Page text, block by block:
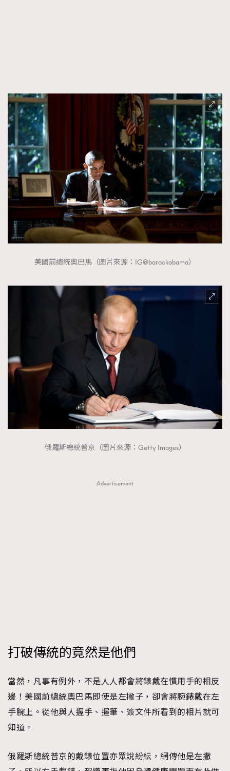
TRENDING
美國前總統奧巴馬（圖片來源：IG@barackobama）
俄羅斯總統普京（圖片來源：Getty Images）
Advertisement
打破傳統的竟然是他們
當然，凡事有例外，不是人人都會將錶戴在慣用手的相反
邊！美國前總統奧巴馬即使是左撇子，卻會將腕錶戴在左
手腕上。從他與人握手、握筆、簽文件所看到的相片就可
知道。
俄羅斯總統普京的戴錶位置亦眾說紛紜，網傳他是左撇